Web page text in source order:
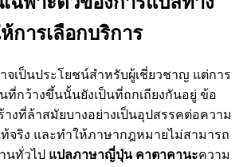
การเลือกบริการ
เป็นประโยชน์สำหรับผู้เชี่ยวชาญ แต่การ
กว้างขึ้นนั้นยังเป็นที่ถกเถียงกันอยู่ ข้อ
งที่ล้าสมัยบางอย่างเป็นอุปสรรคต่อความ
จริง และทำให้ภาษากฎหมายไม่สามารถ
นทั่วไป แปลภาษาญี่ปุ่น คาตาคานะความ